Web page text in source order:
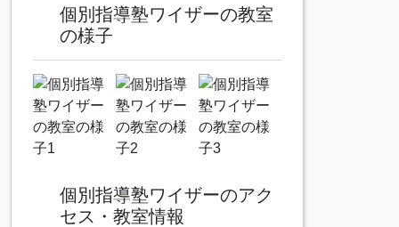
個別指導塾ワイザーの教室
の様子
個別指導塾ワイザーのアク
セス・教室情報